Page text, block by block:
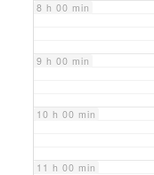
8 h 00 min
9 h 00 min
10 h 00 min
11 h 00 min